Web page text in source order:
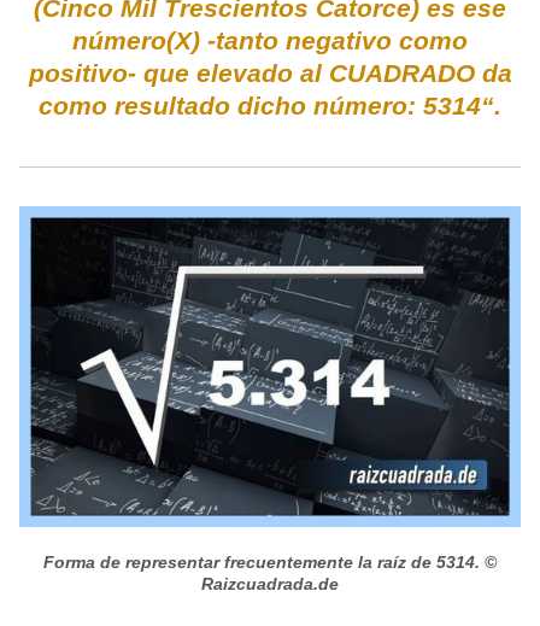
(Cinco Mil Trescientos Catorce) es ese
número(X) -tanto negativo como
positivo- que elevado al CUADRADO da
como resultado dicho número: 5314“.
Forma de representar frecuentemente la raíz de 5314. ©
Raizcuadrada.de